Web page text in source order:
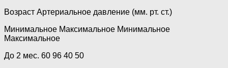
Возраст Артериальное давление (мм. рт. ст.)
Минимальное Максимальное Минимальное
Максимальное
До 2 мес. 60 96 40 50